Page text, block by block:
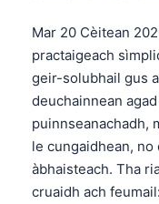
Mar 20 Cèitean
practaigeach
geir-solubhail gus
deuchainnean
puinnseanachadh,
le cungaidhean,
àbhaisteach. Tha
cruaidh ach